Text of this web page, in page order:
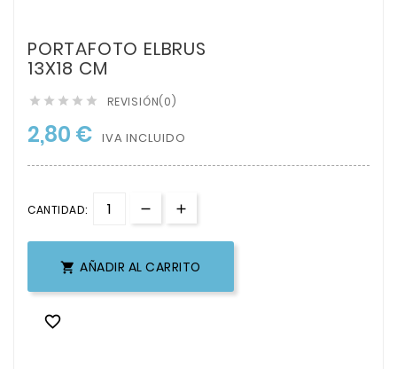
PORTAFOTO ELBRUS
13X18 CM
     REVISIÓN(0)
2,80 € IVA INCLUIDO
CANTIDAD:
 AÑADIR AL CARRITO
